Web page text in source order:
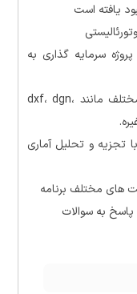
سرمایه گذاری به
-واردات و صادرات در فرمت های مختلف مانند dxf، dgn،
تجزیه و تحلیل آماری
های مختلف برنامه
پاسخ به سوالات